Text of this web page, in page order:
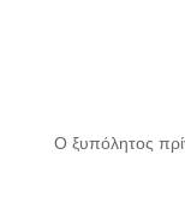
Ο ξυπόλητος